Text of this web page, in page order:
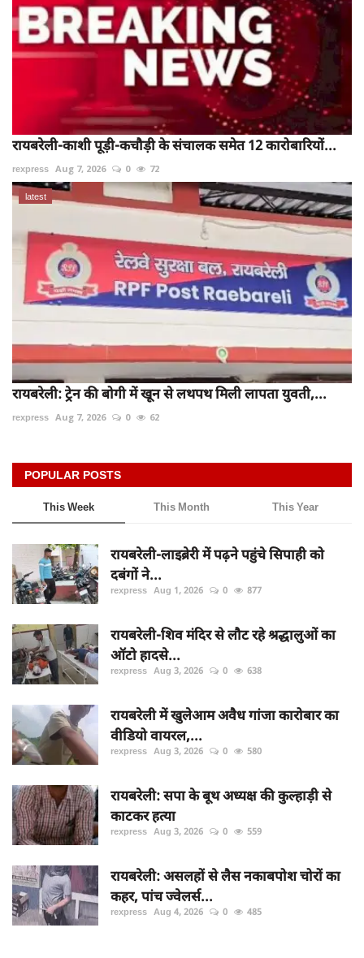
रायबरेली-काशी पूड़ी-कचौड़ी के संचालक समेत 12 कारोबारियों...
rexpress Aug 7, 2026 0 72
latest
रायबरेली: ट्रेन की बोगी में खून से लथपथ मिली लापता युवती,...
rexpress Aug 7, 2026 0 62
POPULAR POSTS
This Week This Month This Year
रायबरेली-लाइब्रेरी में पढ़ने पहुंचे सिपाही को
दबंगों ने...
rexpress Aug 1, 2026 0 877
रायबरेली-शिव मंदिर से लौट रहे श्रद्धालुओं का
ऑटो हादसे...
rexpress Aug 3, 2026 0 638
रायबरेली में खुलेआम अवैध गांजा कारोबार का
वीडियो वायरल,...
rexpress Aug 3, 2026 0 580
रायबरेली: सपा के बूथ अध्यक्ष की कुल्हाड़ी से
काटकर हत्या
rexpress Aug 3, 2026 0 559
रायबरेली: असलहों से लैस नकाबपोश चोरों का
कहर, पांच ज्वेलर्स...
rexpress Aug 4, 2026 0 485